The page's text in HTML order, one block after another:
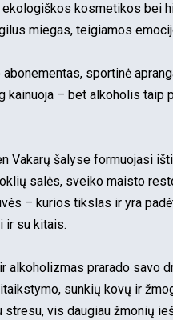
ekologiškos kosmetikos bei
miegas, teigiamos
sportinė
kainuoja – bet alkoholis taip
Vakarų šalyse formuojasi
salės, sveiko maisto
– kurios tikslas ir yra
ir su kitais.
alkoholizmas prarado savo
sunkių kovų ir
stresu, vis daugiau žmonių